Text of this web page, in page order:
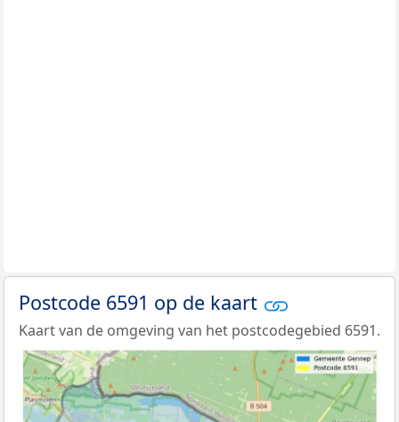
Postcode 6591 op de kaart
Kaart van de omgeving van het postcodegebied 6591.